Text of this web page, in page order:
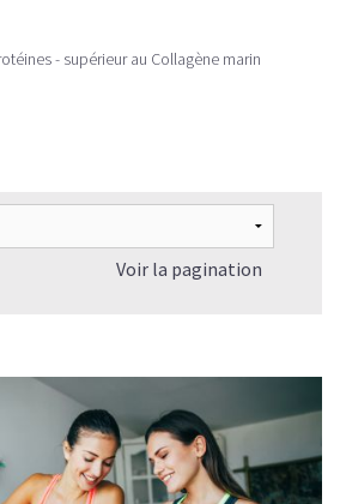
GLACÉ, SANS LE SUCRE EN
- supérieur au Collagène marin
Voir la pagination